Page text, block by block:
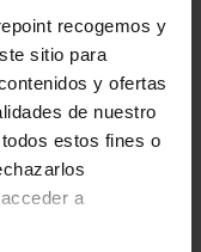
recogemos y
sitio para
y ofertas
de nuestro
estos fines o
a
RRHH
SALARIOS
SALARIAL